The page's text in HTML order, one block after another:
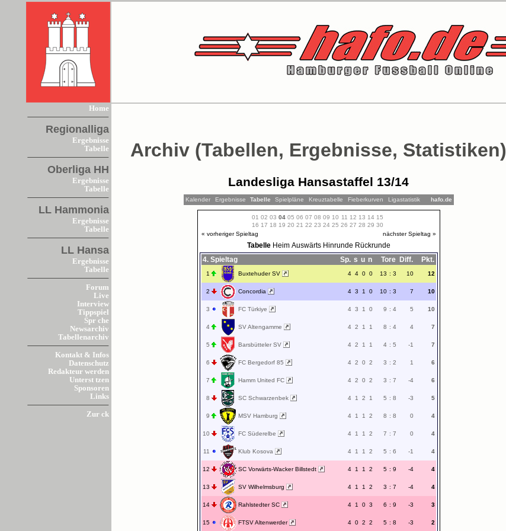
Home
Regionalliga
Ergebnisse
Tabelle
Oberliga HH
Ergebnisse
Tabelle
LL Hammonia
Ergebnisse
Tabelle
LL Hansa
Ergebnisse
Tabelle
Forum
Live
Interview
Tippspiel
Spr che
Newsarchiv
Tabellenarchiv
Kontakt & Infos
Datenschutz
Redakteur werden
Unterst tzen
Sponsoren
Links
Zur ck
Archiv (Tabellen, Ergebnisse, Statistiken)
Landesliga Hansastaffel 13/14
Kalender Ergebnisse Tabelle Spielpläne Kreuztabelle Fieberkurven Ligastatistik hafo.de
01 02 03 04 05 06 07 08 09 10 11 12 13 14 15
16 17 18 19 20 21 22 23 24 25 26 27 28 29 30
« vorheriger Spieltag
nächster Spieltag »
Tabelle Heim Auswärts Hinrunde Rückrunde
4. Spieltag
Sp. s u n Tore Diff. Pkt.
1 Buxtehuder SV 4 4 0 0 13 : 3 10 12
2 Concordia 4 3 1 0 10 : 3 7 10
3 FC Türkiye 4 3 1 0 9 : 4 5 10
4 SV Altengamme 4 2 1 1 8 : 4 4 7
5 Barsbütteler SV 4 2 1 1 4 : 5 -1 7
6 FC Bergedorf 85 4 2 0 2 3 : 2 1 6
7 Hamm United FC 4 2 0 2 3 : 7 -4 6
8 SC Schwarzenbek 4 1 2 1 5 : 8 -3 5
9 MSV Hamburg 4 1 1 2 8 : 8 0 4
10 FC Süderelbe 4 1 1 2 7 : 7 0 4
11 Klub Kosova 4 1 1 2 5 : 6 -1 4
12 SC Vorwärts-Wacker Billstedt 4 1 1 2 5 : 9 -4 4
13 SV Wilhelmsburg 4 1 1 2 3 : 7 -4 4
14 Rahlstedter SC 4 1 0 3 6 : 9 -3 3
15 FTSV Altenwerder 4 0 2 2 5 : 8 -3 2